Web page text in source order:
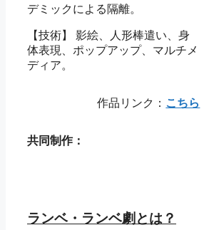
デミックによる隔離。
【技術】 影絵、人形棒遣い、身
体表現、ポップアップ、マルチメ
ディア。
作品リンク： こちら
共同制作：
ランベ・ランベ劇とは？